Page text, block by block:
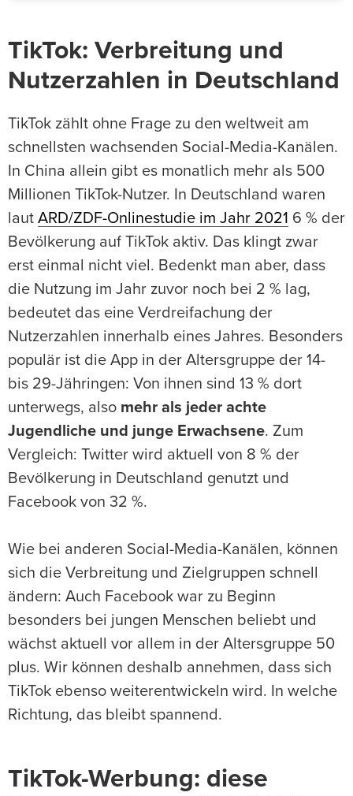
TikTok: Verbreitung und
Nutzerzahlen in Deutschland
TikTok zählt ohne Frage zu den weltweit am
schnellsten wachsenden Social-Media-Kanälen.
In China allein gibt es monatlich mehr als 500
Millionen TikTok-Nutzer. In Deutschland waren
laut ARD/ZDF-Onlinestudie im Jahr 2021 6 % der
Bevölkerung auf TikTok aktiv. Das klingt zwar
erst einmal nicht viel. Bedenkt man aber, dass
die Nutzung im Jahr zuvor noch bei 2 % lag,
bedeutet das eine Verdreifachung der
Nutzerzahlen innerhalb eines Jahres. Besonders
populär ist die App in der Altersgruppe der 14-
bis 29-Jähringen: Von ihnen sind 13 % dort
unterwegs, also mehr als jeder achte
Jugendliche und junge Erwachsene. Zum
Vergleich: Twitter wird aktuell von 8 % der
Bevölkerung in Deutschland genutzt und
Facebook von 32 %.
Wie bei anderen Social-Media-Kanälen, können
sich die Verbreitung und Zielgruppen schnell
ändern: Auch Facebook war zu Beginn
besonders bei jungen Menschen beliebt und
wächst aktuell vor allem in der Altersgruppe 50
plus. Wir können deshalb annehmen, dass sich
TikTok ebenso weiterentwickeln wird. In welche
Richtung, das bleibt spannend.
TikTok-Werbung: diese